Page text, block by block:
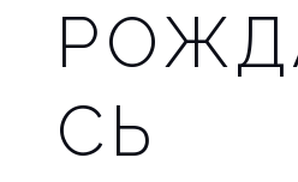
СЬ